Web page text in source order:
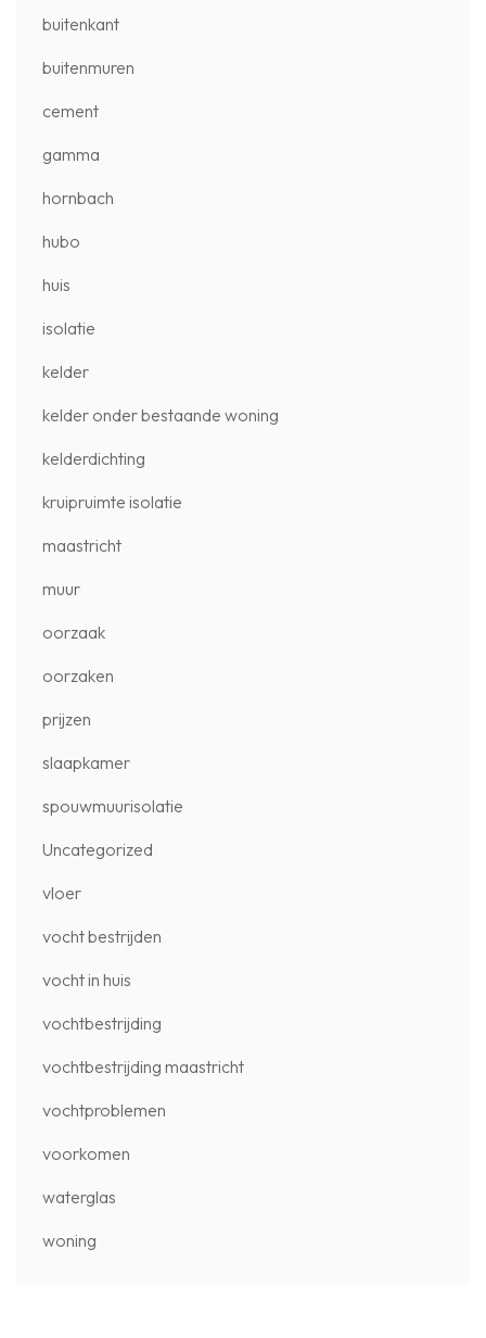
buitenkant
buitenmuren
cement
gamma
hornbach
hubo
huis
isolatie
kelder
kelder onder bestaande woning
kelderdichting
kruipruimte isolatie
maastricht
muur
oorzaak
oorzaken
prijzen
slaapkamer
spouwmuurisolatie
Uncategorized
vloer
vocht bestrijden
vocht in huis
vochtbestrijding
vochtbestrijding maastricht
vochtproblemen
voorkomen
waterglas
woning